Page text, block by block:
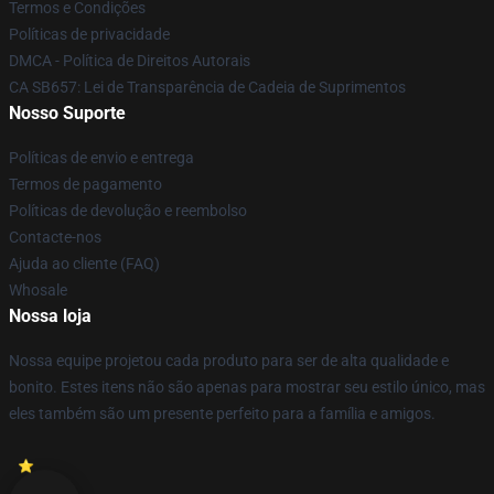
Termos e Condições
Políticas de privacidade
DMCA - Política de Direitos Autorais
CA SB657: Lei de Transparência de Cadeia de Suprimentos
Nosso Suporte
Políticas de envio e entrega
Termos de pagamento
Políticas de devolução e reembolso
Contacte-nos
Ajuda ao cliente (FAQ)
Whosale
Nossa loja
Nossa equipe projetou cada produto para ser de alta qualidade e
bonito. Estes itens não são apenas para mostrar seu estilo único, mas
eles também são um presente perfeito para a família e amigos.